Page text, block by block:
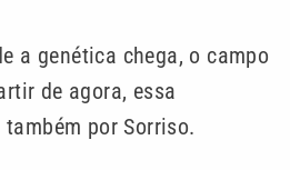
a genética chega, o campo
de agora, essa
por Sorriso.